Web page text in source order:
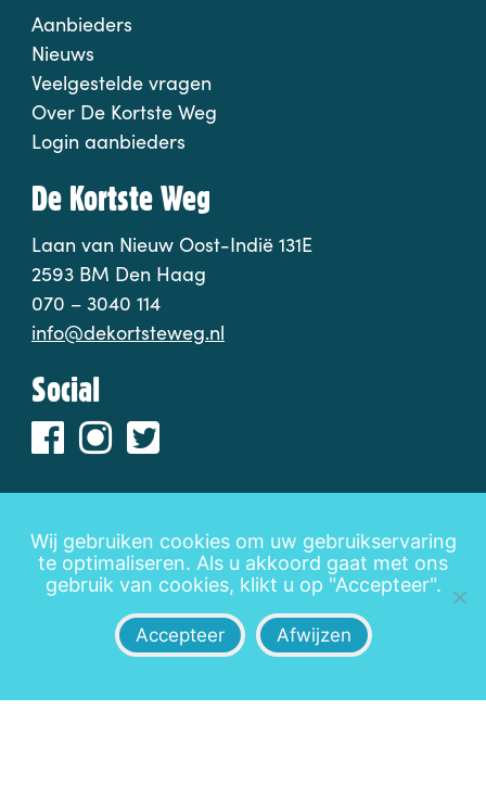
Aanbieders
Nieuws
Veelgestelde vragen
Over De Kortste Weg
Login aanbieders
De Kortste Weg
Laan van Nieuw Oost-Indië 131E
2593 BM Den Haag
070 – 3040 114
info@dekortsteweg.nl
Social
Disclaimer Privacy Leveringsvoorwaarden
Wij gebruiken cookies om uw gebruikservaring
te optimaliseren. Als u akkoord gaat met ons
gebruik van cookies, klikt u op "Accepteer".
Accepteer Afwijzen